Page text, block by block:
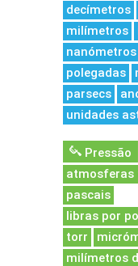
decímetros
milímetros
nanómetros
polegadas
parsecs
unidades
Pressão
atmosferas
pascais
libras por
torr
milímetros